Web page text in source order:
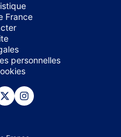
France
personnelles